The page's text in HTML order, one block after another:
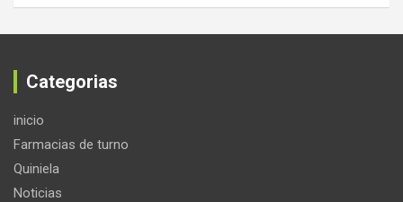
Categorias
inicio
Farmacias de turno
Quiniela
Noticias